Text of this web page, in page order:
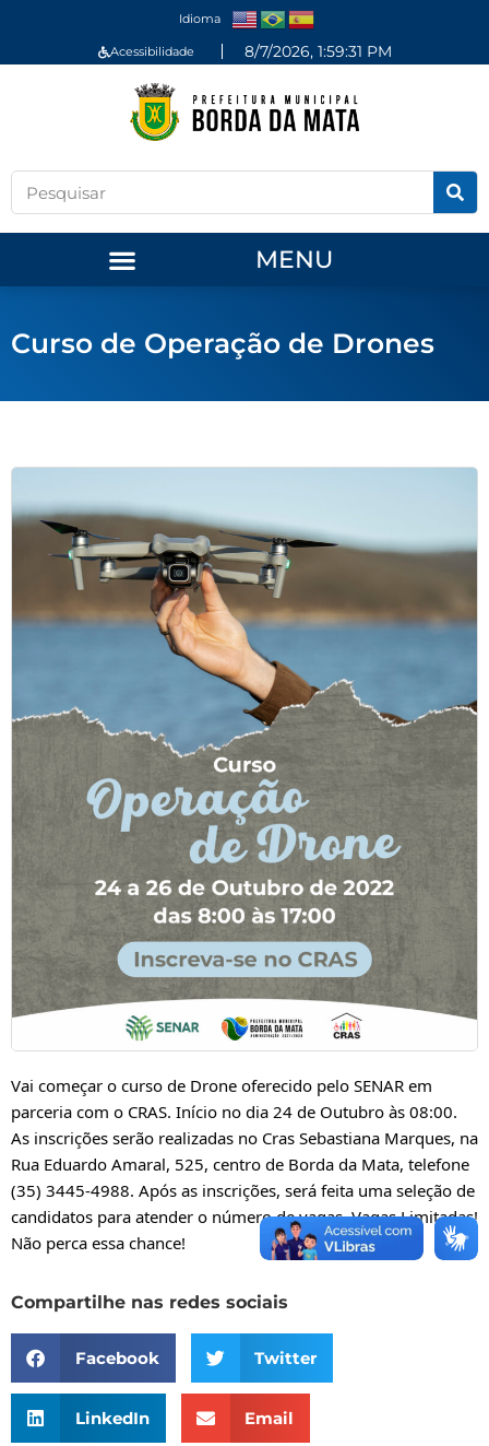
Idioma
Acessibilidade 8/7/2026, 1:59:31 PM
MENU
Curso de Operação de Drones
Vai começar o curso de Drone oferecido pelo SENAR em
parceria com o CRAS. Início no dia 24 de Outubro às 08:00.
As inscrições serão realizadas no Cras Sebastiana Marques, na
Rua Eduardo Amaral, 525, centro de Borda da Mata, telefone
(35) 3445-4988. Após as inscrições, será feita uma seleção de
candidatos para atender o número de vagas. Vagas Limitadas!
Não perca essa chance!
Compartilhe nas redes sociais
Facebook Twitter
LinkedIn Email